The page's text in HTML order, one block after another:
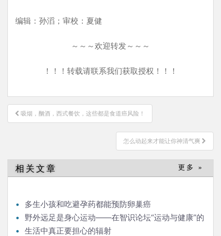
编辑：孙滔；审校：夏健
～～～欢迎转发～～～
！！！转载请联系我们获取授权！！！
文
章
吸烟，酗酒，西式餐饮，这些都是食道癌风险！
怎么动起来才能让你神清气爽
相关文章 更多 »
多生小孩和吃避孕药都能预防卵巢癌
野外远足是身心运动——在智识论坛“运动与健康”的
发言生活中真正要担心的辐射